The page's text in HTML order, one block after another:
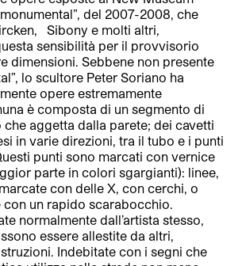
del 2007-2008, che
Sibony e molti altri,
sensibilità per il provvisorio
dimensioni. Sebbene non presente
lo scultore Peter Soriano ha
opere estremamente
è composta di un segmento di
aggetta dalla parete; dei cavetti
in varie direzioni, tra il tubo e i punti
punti sono marcati con vernice
parte in colori sgargianti): linee,
con delle X, con cerchi, o
un rapido scarabocchio.
normalmente dall’artista stesso,
essere allestite da altri,
Indebitate con i segni che